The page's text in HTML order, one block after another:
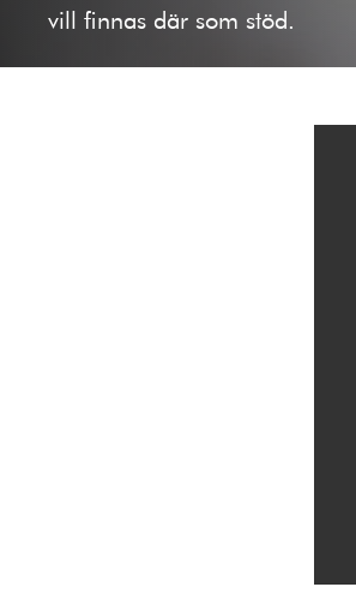
vill finnas där som stöd.